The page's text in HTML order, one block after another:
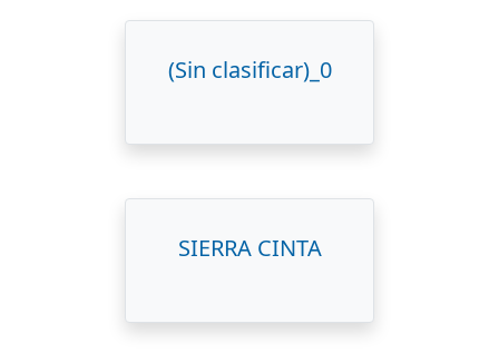
(Sin clasificar)_0
SIERRA CINTA